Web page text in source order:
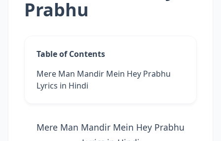
Prabhu
Table of Contents
Mere Man Mandir Mein Hey Prabhu
Lyrics in Hindi
Mere Man Mandir Mein Hey Prabhu